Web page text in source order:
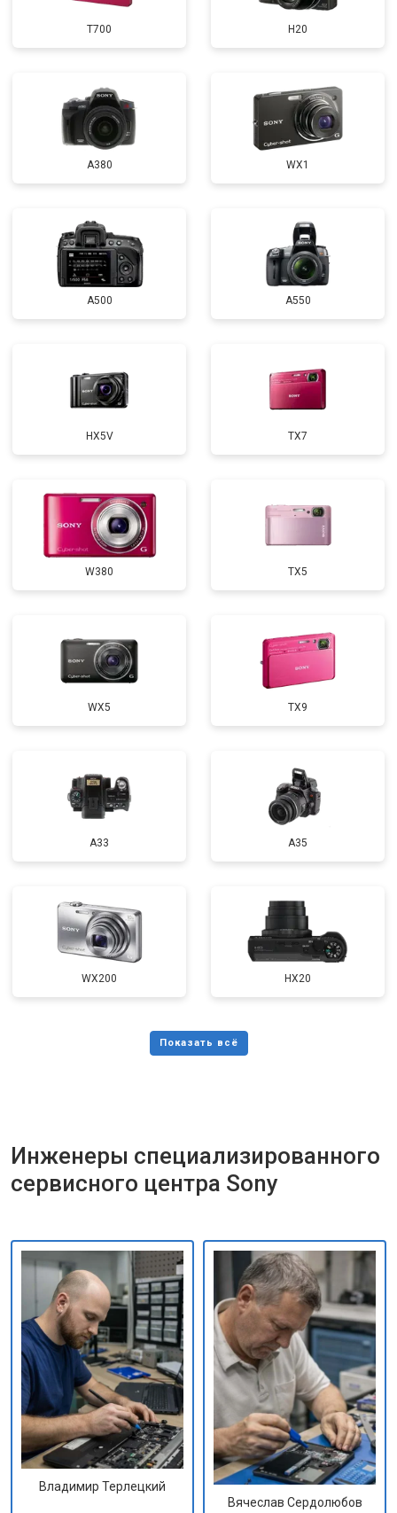
T700 H20
A380 WX1
A500 A550
HX5V TX7
W380 TX5
WX5 TX9
A33 A35
WX200 HX20
Инженеры специализированного
сервисного центра Sony
Владимир Терлецкий
Вячеслав Сердолюбов